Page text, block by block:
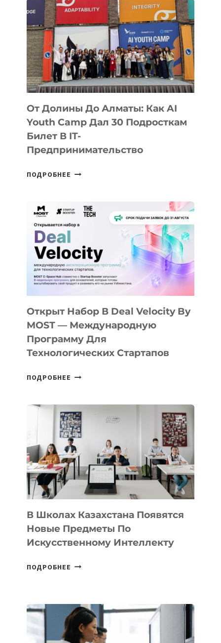
От Долины До Алматы: Как AI
Youth Camp Дал 30 Подросткам
Билет В IT-
Предпринимательство
ПОДРОБНЕЕ ОТ
АЛМАТЫ:
AI
YOUTH
CAMP
ДАЛ
30
ПОДРОСТКАМ
БИЛЕТ
В
ПРЕДПРИНИМАТЕЛЬСТВО
Открыт Набор В Deal Velocity By
MOST — Международную
Программу Для
Технологических Стартапов
ПОДРОБНЕЕ ОТКРЫТ
DEAL
VELOCITY
BY
MOST
—
МЕЖДУНАРОДНУЮ
ПРОГРАММУ
ДЛЯ
ТЕХНОЛОГИЧЕСКИХ
В Школах Казахстана Появятся
Новые Предметы По
Искусственному Интеллекту
ПОДРОБНЕЕ В
НОВЫЕ
ПРЕДМЕТЫ
ПО